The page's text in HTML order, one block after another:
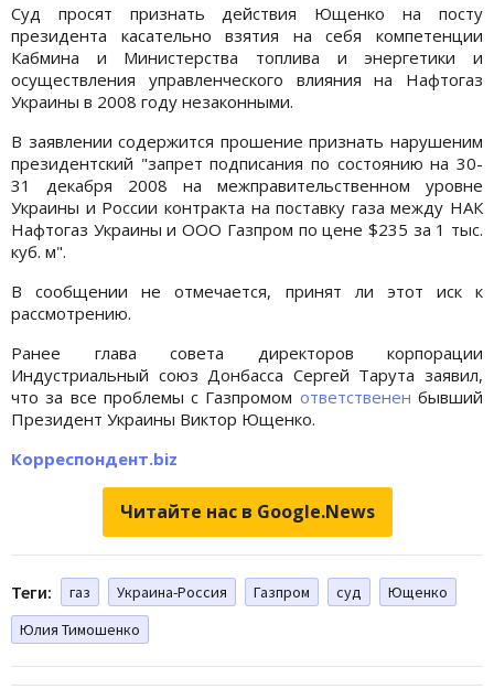
Суд просят признать действия Ющенко на посту
президента касательно взятия на себя компетенции
Кабмина и Министерства топлива и энергетики и
осуществления управленческого влияния на Нафтогаз
Украины в 2008 году незаконными.
В заявлении содержится прошение признать нарушеним
президентский "запрет подписания по состоянию на 30-
31 декабря 2008 на межправительственном уровне
Украины и России контракта на поставку газа между НАК
Нафтогаз Украины и ООО Газпром по цене $235 за 1 тыс.
куб. м".
В сообщении не отмечается, принят ли этот иск к
рассмотрению.
Ранее глава совета директоров корпорации
Индустриальный союз Донбасса Сергей Тарута заявил,
что за все проблемы с Газпромом ответственен бывший
Президент Украины Виктор Ющенко.
Корреспондент.biz
Читайте нас в Google.News
Теги: газ Украина-Россия Газпром суд
Ющенко
Юлия Тимошенко